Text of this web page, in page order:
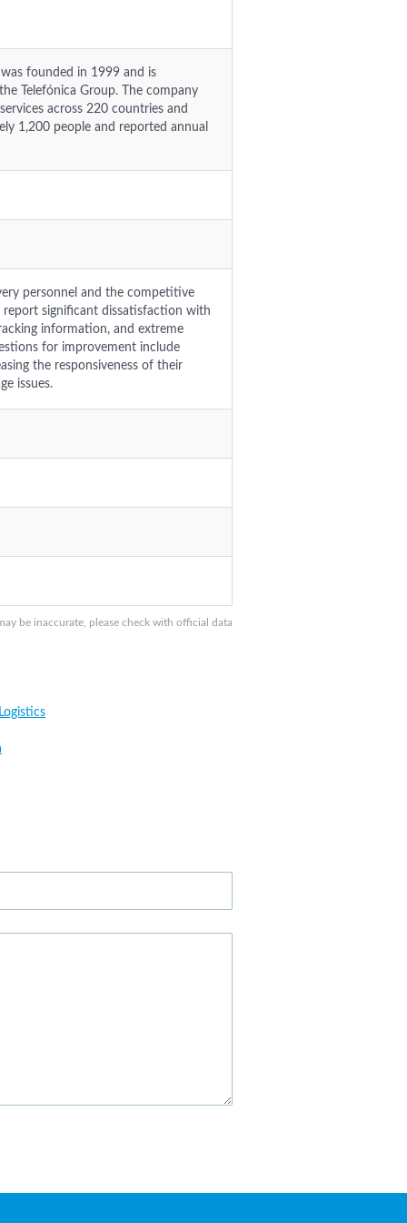
be inaccurate, please check with official data
was founded in 1999 and is
Telefónica Group. The company
across 220 countries and
1,200 people and reported annual
personnel and the competitive
significant dissatisfaction with
information, and extreme
for improvement include
the responsiveness of their
issues.